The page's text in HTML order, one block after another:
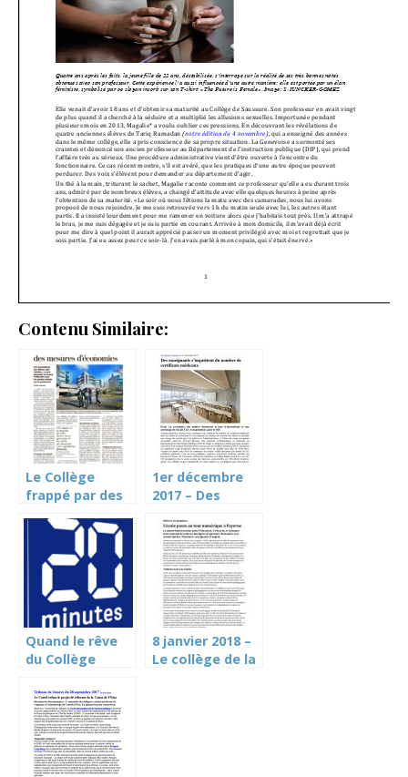
Contenu Similaire:
Le Collège
frappé par des
d’économie –
TdG 18 janvier
2020
1er décembre
2017 – Des
s’inquiètent du
nombre de
certificats
médicaux (TdG)
Quand le rêve
du Collège
vinaigre (20
minutes)
8 janvier 2018 –
Le collège de la